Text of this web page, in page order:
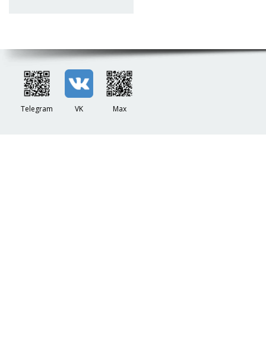
Telegram VK Max